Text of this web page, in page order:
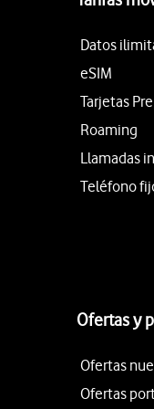
Datos
eSIM
Tarjetas
Roaming
Llamadas
Teléfono
Ofertas y
Ofertas
Ofertas